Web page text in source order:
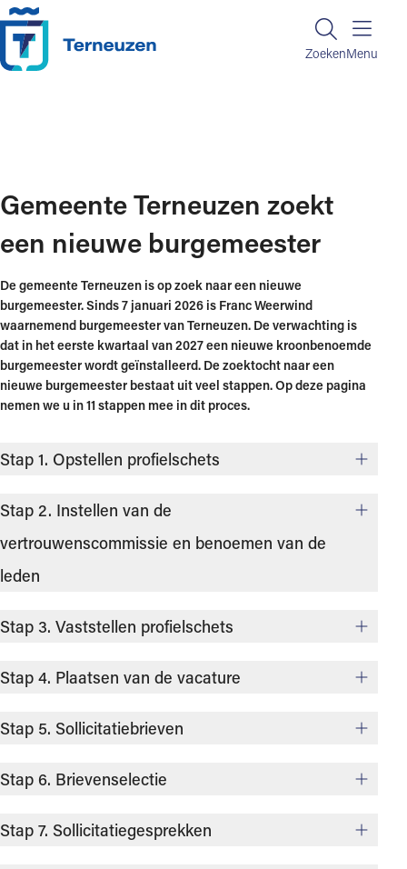
Ga naar de inhoud
ZoekenZoeken
Menu
Gemeente Terneuzen zoekt
een nieuwe burgemeester
De gemeente Terneuzen is op zoek naar een nieuwe
burgemeester. Sinds 7 januari 2026 is Franc Weerwind
waarnemend burgemeester van Terneuzen. De verwachting is
dat in het eerste kwartaal van 2027 een nieuwe kroonbenoemde
burgemeester wordt geïnstalleerd. De zoektocht naar een
nieuwe burgemeester bestaat uit veel stappen. Op deze pagina
nemen we u in 11 stappen mee in dit proces.
Stap 1. Opstellen profielschets
Stap 2. Instellen van de
vertrouwenscommissie en benoemen van de
leden
Stap 3. Vaststellen profielschets
Stap 4. Plaatsen van de vacature
Stap 5. Sollicitatiebrieven
Stap 6. Brievenselectie
Stap 7. Sollicitatiegesprekken